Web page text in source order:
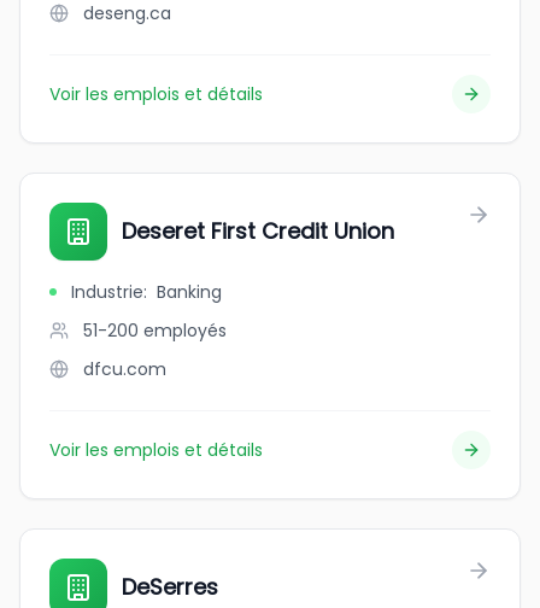
deseng.ca
Voir les emplois et détails
Deseret First Credit Union
Industrie: Banking
51-200 employés
dfcu.com
Voir les emplois et détails
DeSerres